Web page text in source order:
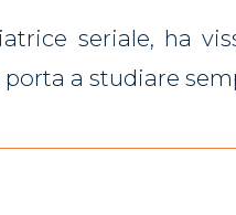
seriale, ha
porta a studiare